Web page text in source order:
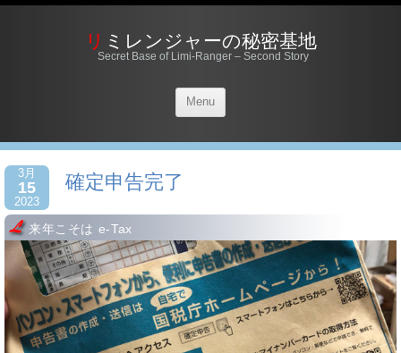
リミレンジャーの秘密基地
Secret Base of Limi-Ranger – Second Story
Menu
3月
15
2023
確定申告完了
来年こそは e-Tax